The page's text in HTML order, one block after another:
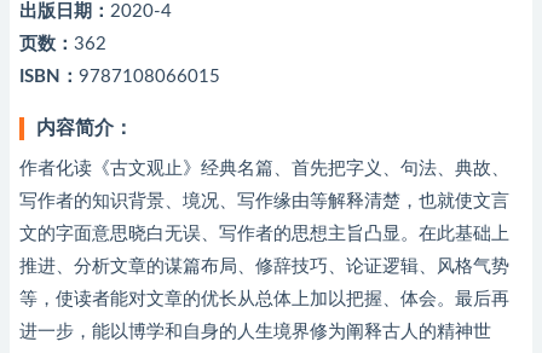
出版日期： 2020-4
页数： 362
ISBN： 9787108066015
内容简介：
作者化读《古文观止》经典名篇、首先把字义、句法、典故、
写作者的知识背景、境况、写作缘由等解释清楚，也就使文言
文的字面意思晓白无误、写作者的思想主旨凸显。在此基础上
推进、分析文章的谋篇布局、修辞技巧、论证逻辑、风格气势
等，使读者能对文章的优长从总体上加以把握、体会。最后再
进一步，能以博学和自身的人生境界修为阐释古人的精神世